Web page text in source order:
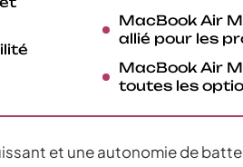
MacBook Air
allié pour les
MacBook Air
toutes les
et une autonomie de